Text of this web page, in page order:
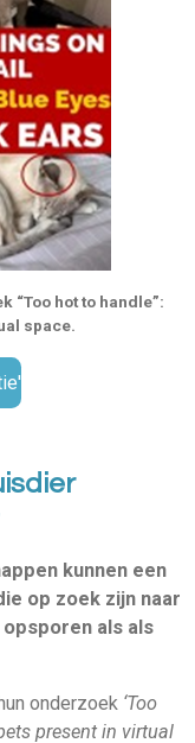
“Too hot to handle”:
space.
kunnen een
op zoek zijn naar
als als
onderzoek ‘Too
present in virtual